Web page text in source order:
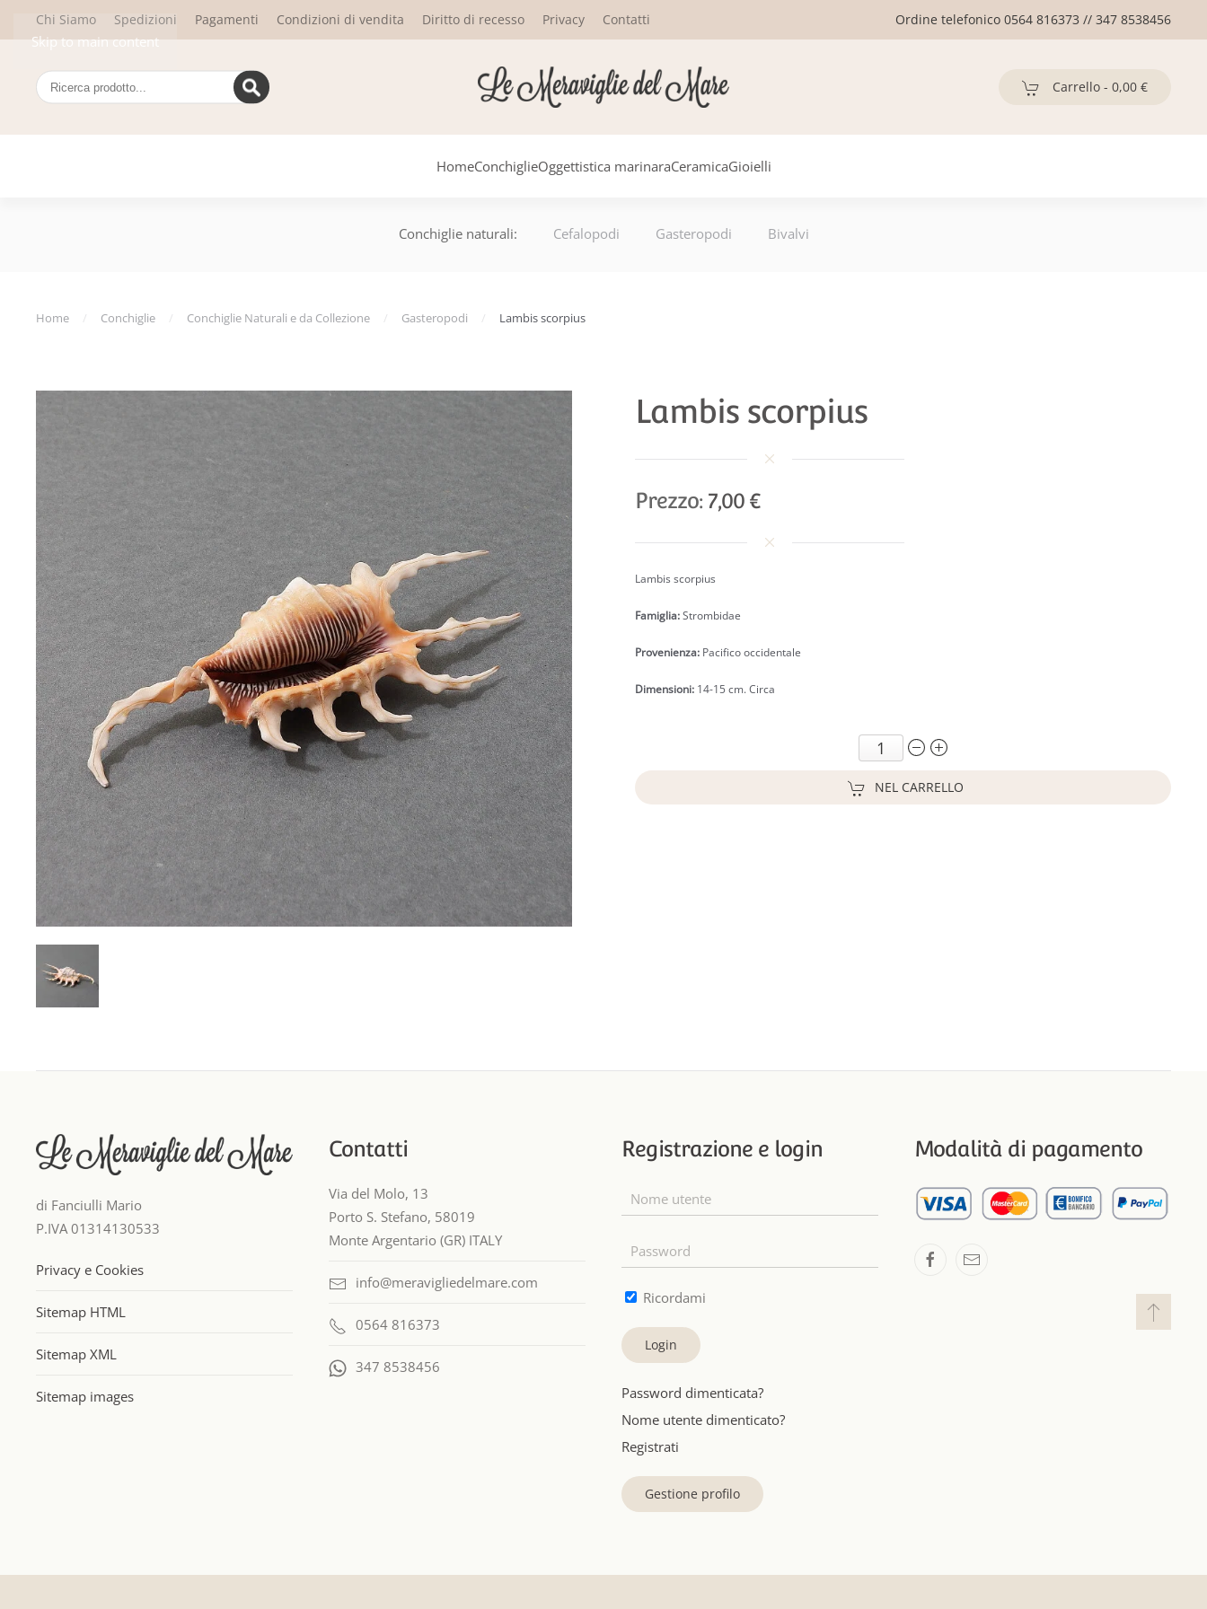
Skip to main content
Chi Siamo Spedizioni Pagamenti Condizioni di vendita Diritto di recesso Privacy Contatti Ordine telefonico 0564 816373 // 347 8538456
Carrello - 0,00 €
HomeConchiglieOggettistica marinaraCeramicaGioielli
Conchiglie naturali: Cefalopodi Gasteropodi Bivalvi
Home Conchiglie Conchiglie Naturali e da Collezione Gasteropodi Lambis scorpius
Lambis scorpius
Prezzo: 7,00 €
Lambis scorpius
Famiglia:Strombidae
Provenienza: Pacifico occidentale
Dimensioni: 14-15 cm. Circa
NEL CARRELLO
di Fanciulli Mario
P.IVA 01314130533
Privacy e Cookies
Sitemap HTML
Sitemap XML
Sitemap images
Contatti
Via del Molo, 13
Porto S. Stefano, 58019
Monte Argentario (GR) ITALY
info@meravigliedelmare.com
0564 816373
347 8538456
Registrazione e login
Ricordami
Login
Password dimenticata?
Nome utente dimenticato?
Registrati
Gestione profilo
Modalità di pagamento